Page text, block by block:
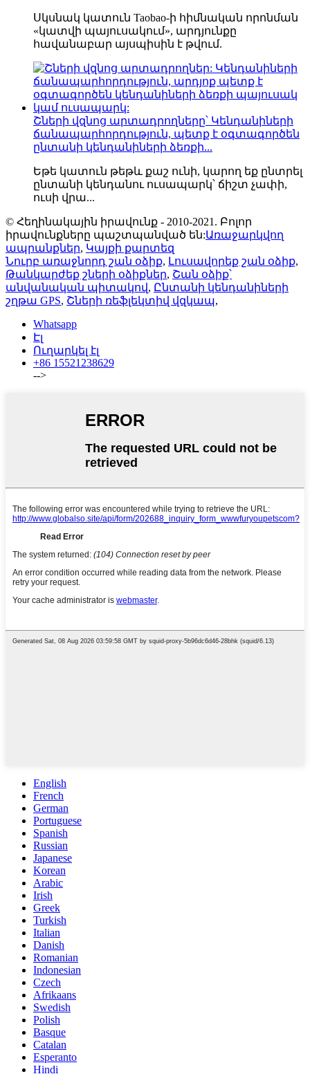
Սկսնակ կատուն Taobao-ի հիմնական որոնման
«կատվի պայուսակում», արդյունքը
հավանաբար այսպիսին է թվում.
Շների վզնոց արտադրողները՝ Կենդանիների
ճանապարհորդություն, պետք է օգտագործեն
ընտանի կենդանիների ձեռքի...
Եթե ​​կատուն թեթև քաշ ունի, կարող եք ընտրել
ընտանի կենդանու ուսապարկ՝ ճիշտ չափի,
ուսի վրա...
© Հեղինակային իրավունք - 2010-2021. Բոլոր
իրավունքները պաշտպանված են:Առաջարկվող
ապրանքներ, Կայքի քարտեզ
Նուրբ առաջնորդ շան օձիք, Լուսավորեք շան օձիք,
Թանկարժեք շների օձիքներ, Շան օձիք՝
անվանական պիտակով, Ընտանի կենդանիների
շղթա GPS, Շների ռեֆլեկտիվ վզկապ,
Whatsapp
Էլ
Ուղարկել էլ
+86 15521238629
-->
English
French
German
Portuguese
Spanish
Russian
Japanese
Korean
Arabic
Irish
Greek
Turkish
Italian
Danish
Romanian
Indonesian
Czech
Afrikaans
Swedish
Polish
Basque
Catalan
Esperanto
Hindi